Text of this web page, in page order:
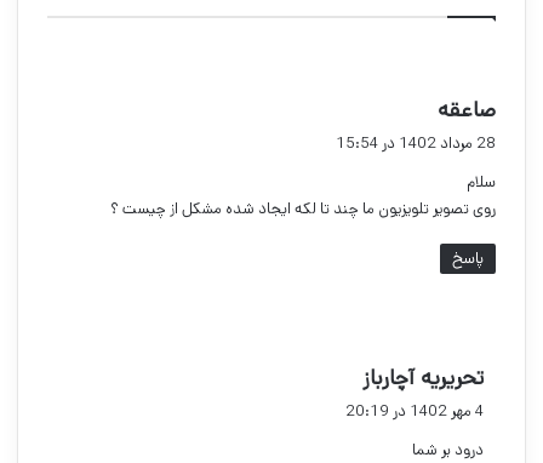
صاعقه
ف
28 مرداد 1402 در 15:54
سلام
روی تصویر تلویزیون ما چند تا لکه ایجاد شده مشکل از چیست ؟
پاسخ
تحریریه آچارباز
ف
4 مهر 1402 در 20:19
درود بر شما